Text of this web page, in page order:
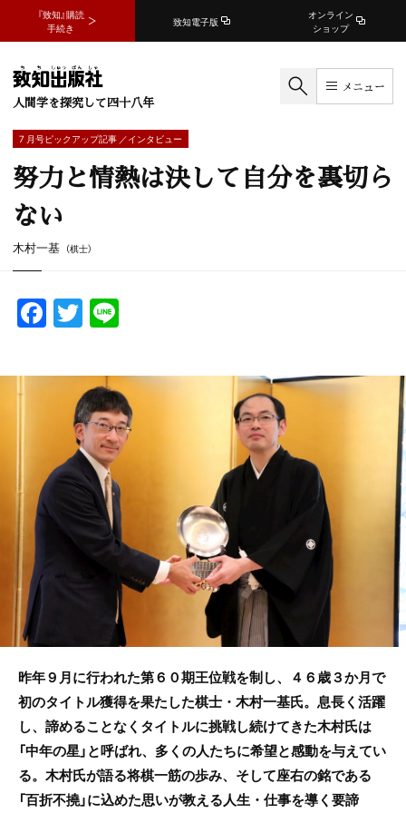
『致知』購読
手続き
致知電子版
オンライン
ショップ
人間学を探究して四十八年
メニュー
7 月号ピックアップ記事 ／インタビュー
努力と情熱は決して自分を裏切ら
ない
木村一基 （棋士）
F
a
c
e
o
o
k
T
w
itt
er
e
昨年９月に行われた第６０期王位戦を制し、４６歳３か月で
初のタイトル獲得を果たした棋士・木村一基氏。息長く活躍
し、諦めることなくタイトルに挑戦し続けてきた木村氏は
「中年の星」と呼ばれ、多くの人たちに希望と感動を与えてい
る。木村氏が語る将棋一筋の歩み、そして座右の銘である
「百折不撓」に込めた思いが教える人生・仕事を導く要諦